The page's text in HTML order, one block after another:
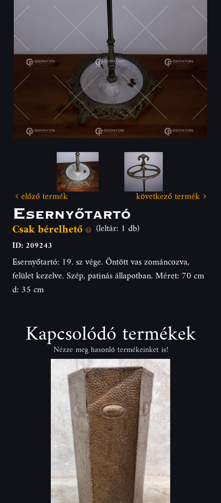
előző termék következő termék
Esernyőtartó
Csak bérelhető (leltár: 1 db)
ID: 209243
Esernyőtartó: 19. sz vége. Öntött vas zománcozva,
felület kezelve. Szép, patinás állapotban. Méret: 70 cm
d: 35 cm
Kapcsolódó termékek
Nézze meg hasonló termékeinket is!